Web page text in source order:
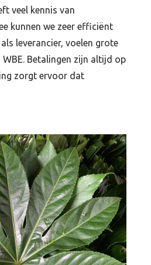
veel kennis van
kunnen we zeer efficiënt
leverancier, voelen grote
Betalingen zijn altijd op
zorgt ervoor dat